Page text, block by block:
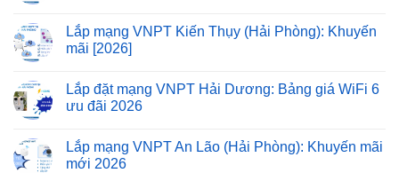
Lắp mạng VNPT Kiến Thụy (Hải Phòng): Khuyến
mãi [2026]
Lắp đặt mạng VNPT Hải Dương: Bảng giá WiFi 6
ưu đãi 2026
Lắp mạng VNPT An Lão (Hải Phòng): Khuyến mãi
mới 2026